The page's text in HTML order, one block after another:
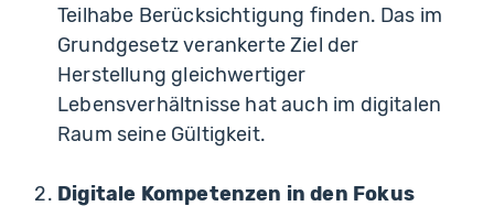
Teilhabe Berücksichtigung finden. Das im
Grundgesetz verankerte Ziel der
Herstellung gleichwertiger
Lebensverhältnisse hat auch im digitalen
Raum seine Gültigkeit.
Digitale Kompetenzen in den Fokus